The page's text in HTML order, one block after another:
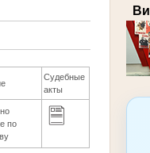
Судебные
акты
по